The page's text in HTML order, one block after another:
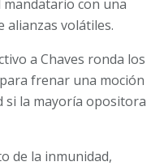
con una
alianzas volátiles.
a Chaves ronda los
frenar una moción
si la mayoría opositora
de la inmunidad,